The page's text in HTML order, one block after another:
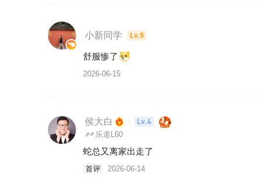
小新同学 Lv.5
舒服惨了
2026-06-15
侯大白 Lv.4
乐道L60
蛇总又离家出走了
首评 2026-06-14